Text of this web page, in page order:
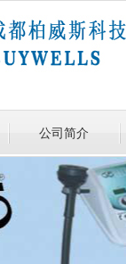
公司简介